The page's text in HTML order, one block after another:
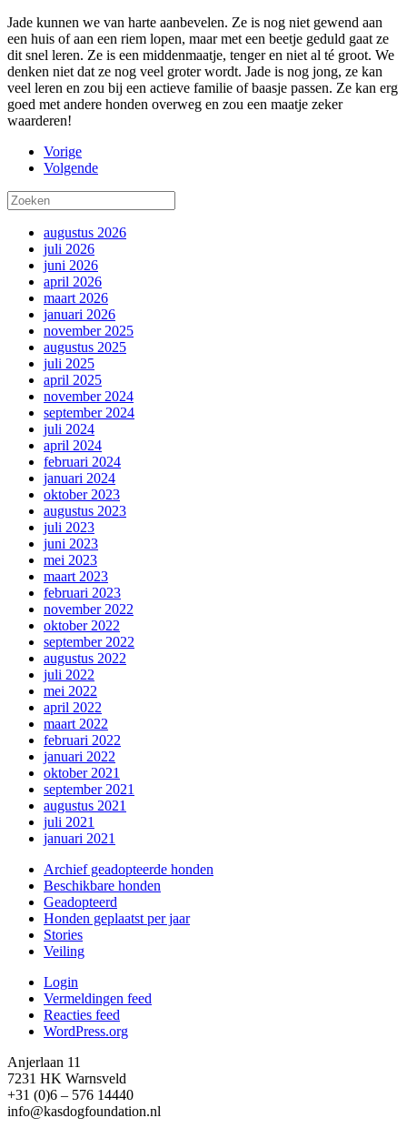
Jade kunnen we van harte aanbevelen. Ze is nog niet gewend aan
een huis of aan een riem lopen, maar met een beetje geduld gaat ze
dit snel leren. Ze is een middenmaatje, tenger en niet al té groot. We
denken niet dat ze nog veel groter wordt. Jade is nog jong, ze kan
veel leren en zou bij een actieve familie of baasje passen. Ze kan erg
goed met andere honden overweg en zou een maatje zeker
waarderen!
Vorige
Volgende
augustus 2026
juli 2026
juni 2026
april 2026
maart 2026
januari 2026
november 2025
augustus 2025
juli 2025
april 2025
november 2024
september 2024
juli 2024
april 2024
februari 2024
januari 2024
oktober 2023
augustus 2023
juli 2023
juni 2023
mei 2023
maart 2023
februari 2023
november 2022
oktober 2022
september 2022
augustus 2022
juli 2022
mei 2022
april 2022
maart 2022
februari 2022
januari 2022
oktober 2021
september 2021
augustus 2021
juli 2021
januari 2021
Archief geadopteerde honden
Beschikbare honden
Geadopteerd
Honden geplaatst per jaar
Stories
Veiling
Login
Vermeldingen feed
Reacties feed
WordPress.org
Anjerlaan 11
7231 HK Warnsveld
+31 (0)6 – 576 14440
info@kasdogfoundation.nl